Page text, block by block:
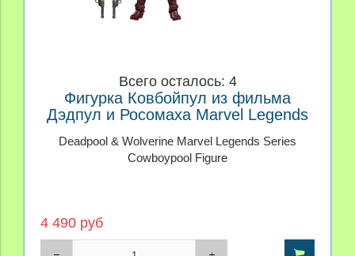
Всего осталось: 4
Фигурка Ковбойпул из фильма
Дэдпул и Росомаха Marvel Legends
Deadpool & Wolverine Marvel Legends Series
Cowboypool Figure
4 490 руб